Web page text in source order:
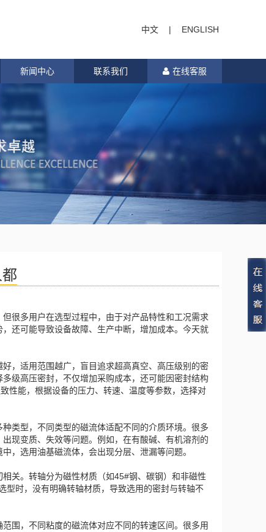
中文 | ENGLISH
新闻中心 联系我们 在线客服
很多用户在选型过程中，由于对产品特性和工况需求
还可能导致设备故障、生产中断，增加成本。今天就
，适用范围越广，盲目追求超高真空、高压级别的密
级高压密封，不仅增加采购成本，还可能因密封结构
性能，根据设备的压力、转速、温度等参数，选择对
类型，不同类型的磁流体适配不同的介质环境。很多
现变质、失效等问题。例如，在有酸碱、有机溶剂的
，选用油基磁流体，会出现分层、泄漏等问题。
关。转轴分为磁性材质（如45#钢、碳钢）和非磁性
型时，没有明确转轴材质，导致选用的密封与转轴不
围，不同粘度的磁流体对应不同的转速区间。很多用